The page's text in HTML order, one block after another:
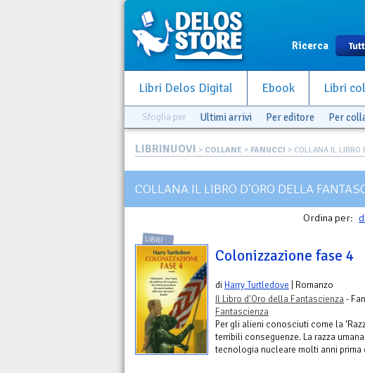
Ricerca
Libri Delos Digital Ebook Libri
Sfoglia per Ultimi arrivi Per editore Per
LIBRINUOVI > COLLANE > FANUCCI > COLLANA IL LIBRO
COLLANA IL LIBRO D'ORO DELLA
Ordina per:
LIBRI
Colonizzazione fase 4
di Harry Turtledove | Romanzo
Il Libro d'Oro della Fantascienza-
Fantascienza
Per gli alieni conosciuti come la
terribili conseguenze. La razza
tecnologia nucleare molti anni